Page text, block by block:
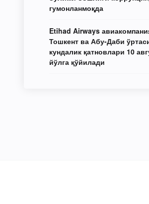
гумонланмоқда
Etihad Airways
Тошкент ва Абу-Даби
кундалик қатновлари 10
йўлга қўйилади